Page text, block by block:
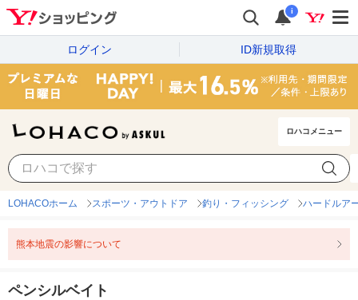
i
ログイン ID新規取得
ロハコメニュー
ペンシルベイト
LOHACOホーム スポーツ・アウトドア 釣り・フィッシング ハードルア
熊本地震の影響について
ペンシルベイト